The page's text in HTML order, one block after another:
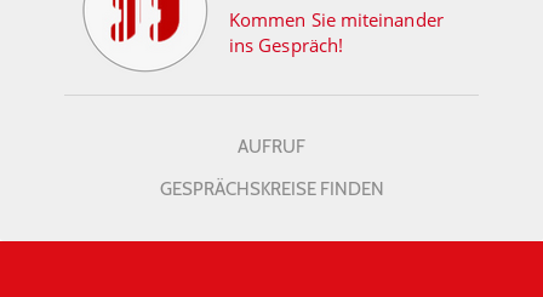
Kommen Sie miteinander
ins Gespräch!
AUFRUF
GESPRÄCHSKREISE FINDEN